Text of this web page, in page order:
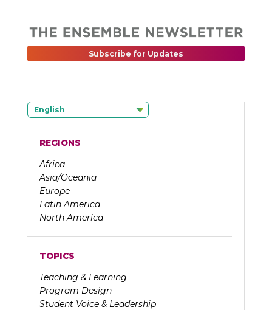
Subscribe for Updates
English
REGIONS
Africa
Asia/Oceania
Europe
Latin America
North America
TOPICS
Teaching & Learning
Program Design
Student Voice & Leadership